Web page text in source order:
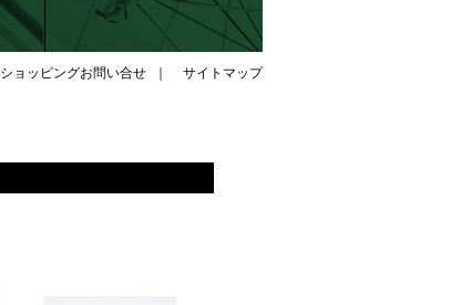
ショッピングお問い合せ｜ サイトマップ